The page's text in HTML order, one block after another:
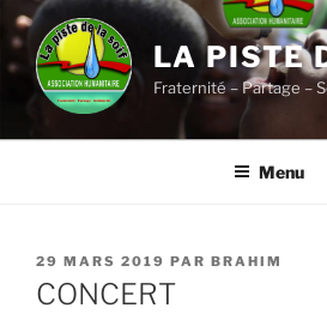
Aller
au
contenu
principal
LA PISTE
Fraternité – Partage –
Menu
PUBLIÉ
LE
29 MARS 2019 PAR BRAHIM
CONCERT